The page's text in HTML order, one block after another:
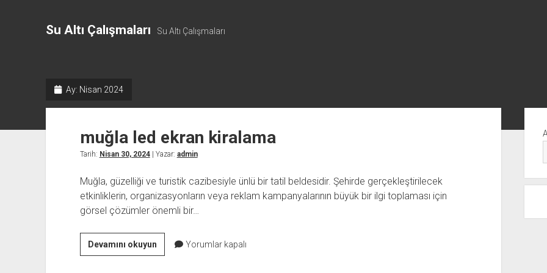
Su Altı Çalışmaları Su Altı Çalışmaları
Ay: Nisan 2024
muğla led ekran kiralama
Tarih: Nisan 30, 2024| Yazar: admin
Muğla, güzelliği ve turistik cazibesiyle ünlü bir tatil beldesidir. Şehirde gerçekleştirilecek
etkinliklerin, organizasyonların veya reklam kampanyalarının büyük bir ilgi toplaması için
görsel çözümler önemli bir…
Devamını okuyunmuğla
led
Yorumlar kapalı